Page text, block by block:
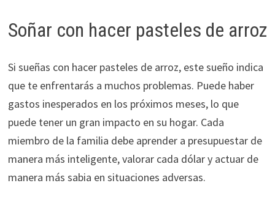
Soñar con hacer pasteles de arroz
Si sueñas con hacer pasteles de arroz, este sueño indica
que te enfrentarás a muchos problemas. Puede haber
gastos inesperados en los próximos meses, lo que
puede tener un gran impacto en su hogar. Cada
miembro de la familia debe aprender a presupuestar de
manera más inteligente, valorar cada dólar y actuar de
manera más sabia en situaciones adversas.